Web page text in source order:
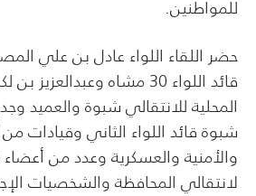
للمواطنين.
حضر اللقاء اللواء عادل بن علي
قائد اللواء 30 مشاه
المحلية للانتقالي شبوة والعميد
شبوة قائد اللواء الثاني وقيادات
والأمنية والعسكرية وعدد من أعضاء
لانتقالي المحافظة والشخصيات